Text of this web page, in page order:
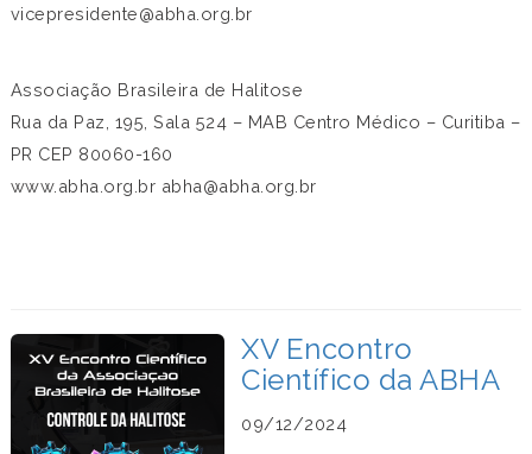
vicepresidente@abha.org.br
Associação Brasileira de Halitose
Rua da Paz, 195, Sala 524 – MAB Centro Médico – Curitiba –
PR CEP 80060-160
www.abha.org.br abha@abha.org.br
XV Encontro
Científico da ABHA
09/12/2024